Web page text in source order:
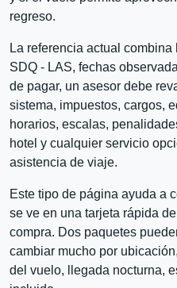
regreso.
La referencia actual
SDQ - LAS, fechas
de pagar, un asesor debe
sistema, impuestos, cargos,
horarios, escalas,
hotel y cualquier servicio
asistencia de viaje.
Este tipo de página ayuda a
se ve en una tarjeta rápida
compra. Dos paquetes
cambiar mucho por
del vuelo, llegada nocturna,